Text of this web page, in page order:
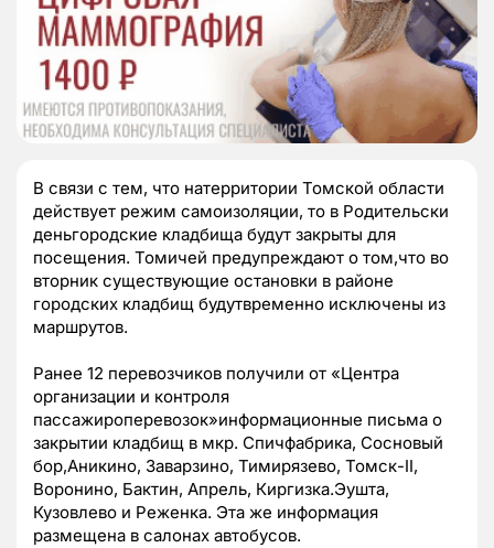
В связи с тем, что натерритории Томской области
действует режим самоизоляции, то в Родительски
деньгородские кладбища будут закрыты для
посещения. Томичей предупреждают о том,что во
вторник существующие остановки в районе
городских кладбищ будутвременно исключены из
маршрутов.
Ранее 12 перевозчиков получили от «Центра
организации и контроля
пассажироперевозок»информационные письма о
закрытии кладбищ в мкр. Спичфабрика, Сосновый
бор,Аникино, Заварзино, Тимирязево, Томск-II,
Воронино, Бактин, Апрель, Киргизка.Эушта,
Кузовлево и Реженка. Эта же информация
размещена в салонах автобусов.